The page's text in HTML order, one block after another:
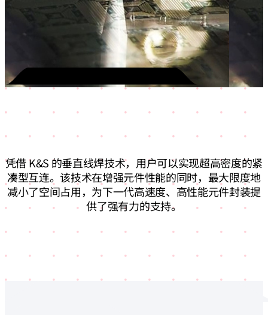
凭借 K&S 的垂直线焊技术，用户可以实现超高密度的紧
凑型互连。该技术在增强元件性能的同时，最大限度地
减小了空间占用，为下一代高速度、高性能元件封装提
供了强有力的支持。